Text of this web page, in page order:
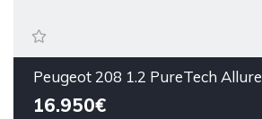
Peugeot 208 1.2 PureTech Allure
16.950€